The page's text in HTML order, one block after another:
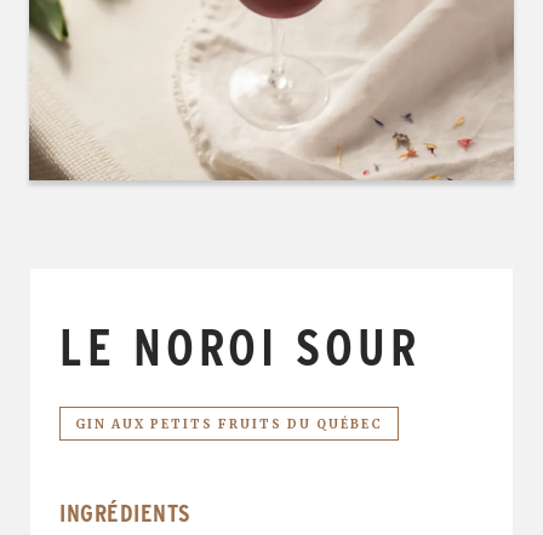
LE NOROI SOUR
GIN AUX PETITS FRUITS DU QUÉBEC
INGRÉDIENTS